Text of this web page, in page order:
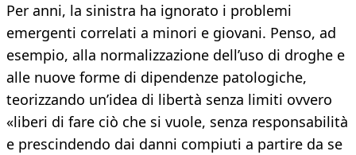
Per anni, la sinistra ha ignorato i problemi
emergenti correlati a minori e giovani. Penso, ad
esempio, alla normalizzazione dell’uso di droghe e
alle nuove forme di dipendenze patologiche,
teorizzando un’idea di libertà senza limiti ovvero
«liberi di fare ciò che si vuole, senza responsabilità
e prescindendo dai danni compiuti a partire da se